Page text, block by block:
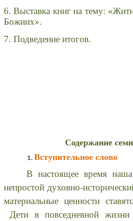
6. Выставка книг на тему:
Божиих».
7. Подведение итогов.
Содержание
Вступительное слово
В настоящее время наша
непростой духовно-
материальные ценности
Дети в повседневной